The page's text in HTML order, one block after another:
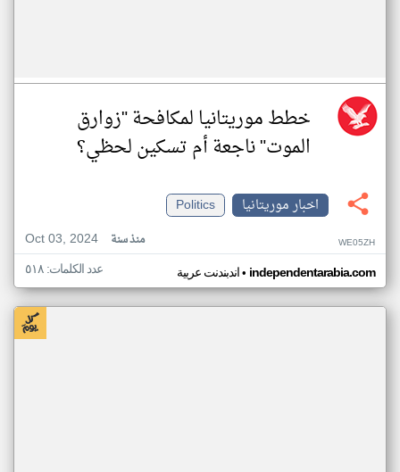
خطط موريتانيا لمكافحة "زوارق
الموت" ناجعة أم تسكين لحظي؟
اخبار موريتانيا
Politics
Oct 03, 2024
منذ سنة WE05ZH
اندبندنت عربية• independentarabia.com عدد الكلمات: ٥١٨